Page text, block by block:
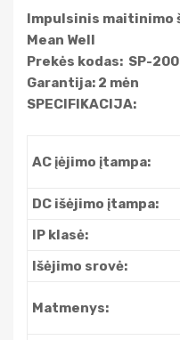
Impulsinis maitinimo
Mean Well
Prekės kodas: SP-
Garantija: 2 mėn
SPECIFIKACIJA:
AC įėjimo įtampa:
DC išėjimo įtampa:
IP klasė:
Išėjimo srovė:
Matmenys: